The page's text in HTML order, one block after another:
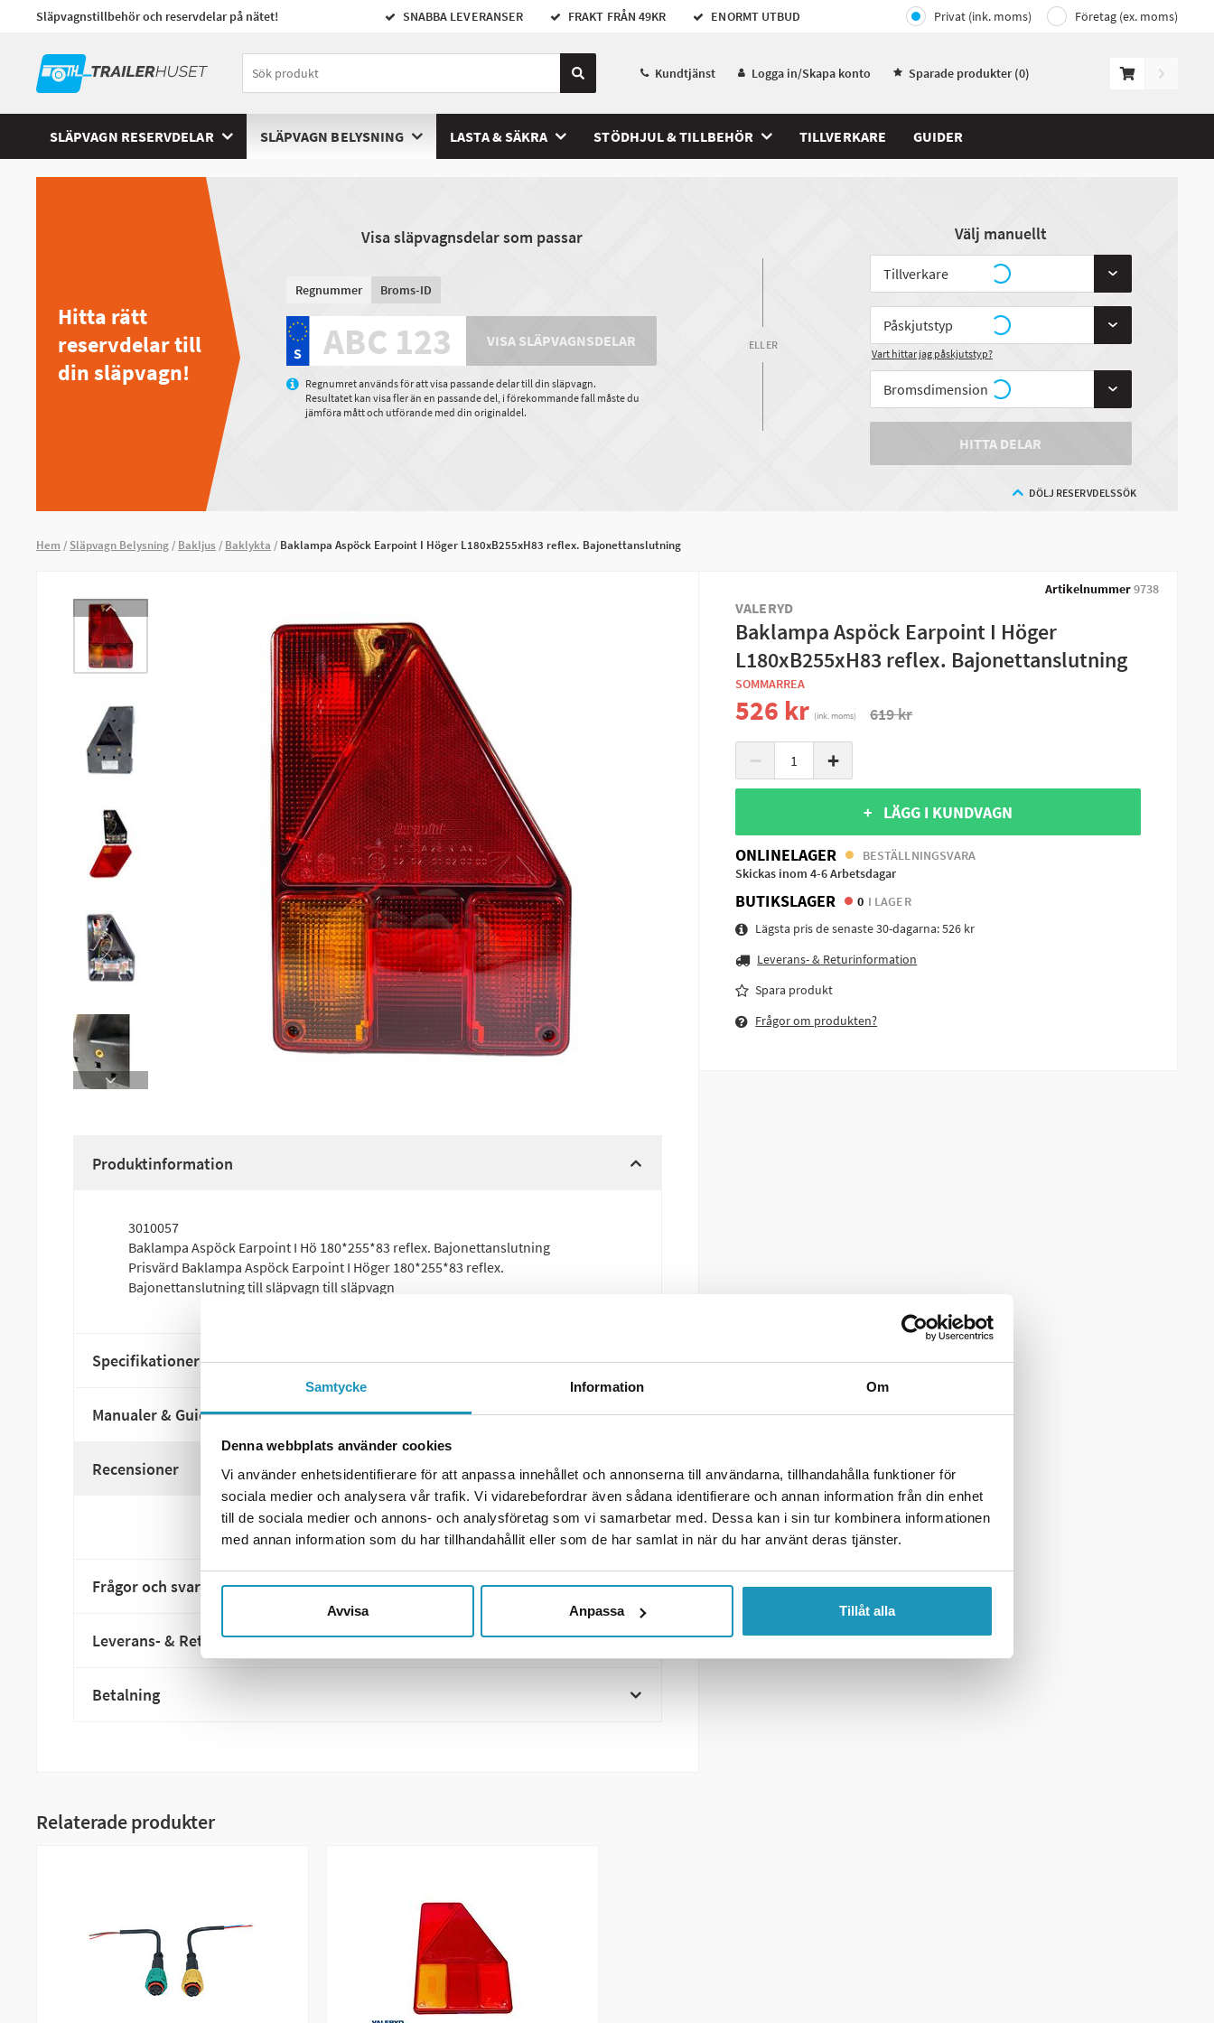
Samtycke Information Om
Denna webbplats använder cookies
Vi använder enhetsidentifierare för att anpassa innehållet och annonserna till användarna, tillhandahålla funktioner för
sociala medier och analysera vår trafik. Vi vidarebefordrar även sådana identifierare och annan information från din enhet
till de sociala medier och annons- och analysföretag som vi samarbetar med. Dessa kan i sin tur kombinera informationen
med annan information som du har tillhandahållit eller som de har samlat in när du har använt deras tjänster.
Avvisa Anpassa Tillåt alla
Släpvagnstillbehör och reservdelar på nätet! SNABBA LEVERANSER FRAKT FRÅN 49KR ENORMT UTBUD Privat (ink. moms) Företag (ex. moms)
Kundtjänst Logga in/Skapa konto Sparade produkter (0)
SLÄPVAGN RESERVDELAR SLÄPVAGN BELYSNING LASTA & SÄKRA STÖDHJUL & TILLBEHÖR TILLVERKARE GUIDER
Hitta rätt
reservdelar till
din släpvagn!
Visa släpvagnsdelar som passar
Regnummer Broms-ID
VISA SLÄPVAGNSDELAR
Regnumret används för att visa passande delar till din släpvagn.
Resultatet kan visa fler än en passande del, i förekommande fall måste du
jämföra mått och utförande med din originaldel.
ELLER
Välj manuellt
Vart hittar jag påskjutstyp?
HITTA DELAR
DÖLJ RESERVDELSSÖK
Hem Släpvagn Belysning Bakljus Baklykta Baklampa Aspöck Earpoint I Höger L180xB255xH83 reflex. Bajonettanslutning
Artikelnummer9738
VALERYD
Baklampa Aspöck Earpoint I Höger
L180xB255xH83 reflex. Bajonettanslutning
SOMMARREA
526 kr (ink. moms) 619 kr
− +
+ LÄGG I KUNDVAGN
ONLINELAGER
BESTÄLLNINGSVARA
Skickas inom 4-6 Arbetsdagar
BUTIKSLAGER 0 I LAGER
Lägsta pris de senaste 30-dagarna:526 kr
Leverans- & Returinformation
Spara produkt
Frågor om produkten?
Produktinformation
3010057
Baklampa Aspöck Earpoint I Hö 180*255*83 reflex. Bajonettanslutning
Prisvärd Baklampa Aspöck Earpoint I Höger 180*255*83 reflex.
Bajonettanslutning till släpvagn till släpvagn
Specifikationer
Manualer & Guider
Recensioner
Frågor och svar
Leverans- & Returinformation
Betalning
Relaterade produkter